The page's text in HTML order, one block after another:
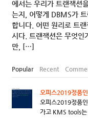
에서는 우리가 트랜잭션
는지, 어떻게 DBMS가
합니다. 어떤 원리로 트
시다. 트랜잭션은 무엇인
만, […]
Popular Recent
오피스2019정품
오피스2019정품
가고 KMS tools